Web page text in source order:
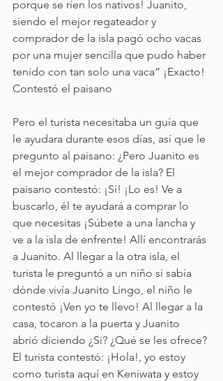
porque se ríen los nativos! Juanito,
siendo el mejor regateador y
comprador de la isla pagó ocho vacas
por una mujer sencilla que pudo haber
tenido con tan solo una vaca” ¡Exacto!
Contestó el paisano
Pero el turista necesitaba un guía que
le ayudara durante esos días, así que le
pregunto al paisano: ¿Pero Juanito es
el mejor comprador de la isla? El
paisano contestó: ¡Sí! ¡Lo es! Ve a
buscarlo, él te ayudará a comprar lo
que necesitas ¡Súbete a una lancha y
ve a la isla de enfrente! Allí encontrarás
a Juanito. Al llegar a la otra isla, el
turista le preguntó a un niño si sabía
dónde vivía Juanito Lingo, el niño le
contestó ¡Ven yo te llevo! Al llegar a la
casa, tocaron a la puerta y Juanito
abrió diciendo ¿Si? ¿Qué se les ofrece?
El turista contestó: ¡Hola!, yo estoy
como turista aquí en Keniwata y estoy